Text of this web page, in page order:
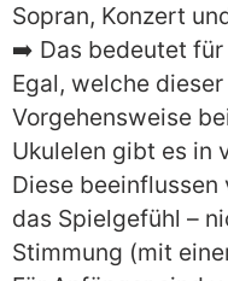
Sopran, Konzert
➡️ Das bedeutet für
Egal, welche
Vorgehensweise
Ukulelen gibt es in
Diese beeinflussen
das Spielgefühl –
Stimmung (mit